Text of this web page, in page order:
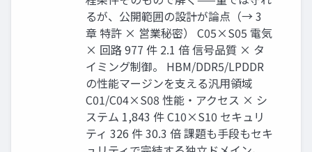
るが、公開範囲の設計が論点（→ 3
章 特許 × 営業秘密） C05×S05 電気
× 回路 977 件 2.1 倍 信号品質 × タ
イミング制御。 HBM/DDR5/LPDDR
の性能マージンを支える汎用領域
C01/C04×S08 性能・アクセス × シ
ステム 1,843 件 C10×S10 セキュリ
ティ 326 件 30.3 倍 課題も手段もセキ